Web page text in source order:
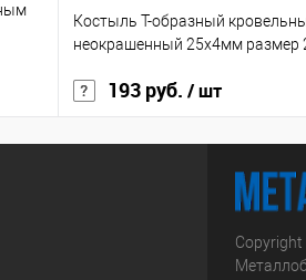
Костыль Т-образный
неокрашенный 25х4мм размер
193 руб. / шт